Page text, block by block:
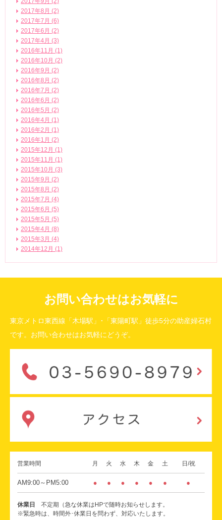
2017年8月 (2)
2017年7月 (6)
2017年6月 (2)
2017年4月 (3)
2016年11月 (1)
2016年10月 (2)
2016年9月 (2)
2016年8月 (2)
2016年7月 (2)
2016年6月 (2)
2016年5月 (2)
2016年4月 (1)
2016年2月 (1)
2016年1月 (2)
2015年12月 (1)
2015年11月 (1)
2015年10月 (3)
2015年9月 (2)
2015年8月 (2)
2015年7月 (4)
2015年6月 (5)
2015年5月 (5)
2015年4月 (8)
2015年3月 (4)
2014年12月 (1)
お問い合わせはお気軽に
東京メトロ東西線「木場駅」･「東陽町駅」徒歩5分の助産婦石村
です。お問い合わせはお気軽にどうぞ。
営業時間 月 火 水 木 金 土 日/祝
AM9:00～PM5:00 ● ● ● ● ● ● ●
休業日
不定期（急な休業はHPで随時お知らせします。
※緊急時は、時間外･休業日を問わず、対応いたします。